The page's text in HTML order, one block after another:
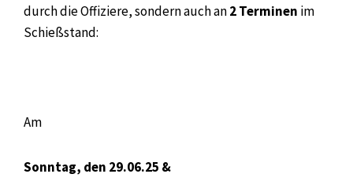
durch die Offiziere, sondern auch an2 Terminen im
Schießstand:
Am
Sonntag, den 29.06.25 &